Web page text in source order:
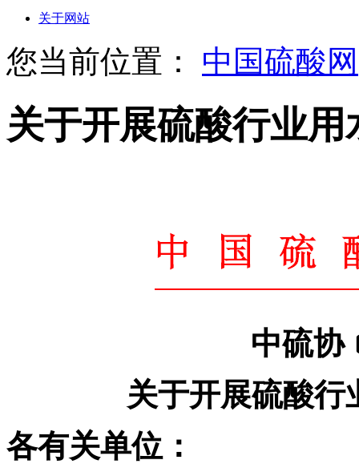
关于网站
您当前位置： 中国硫酸网
关于开展硫酸行业
中硫协
关于开展硫酸行
各有关单位：